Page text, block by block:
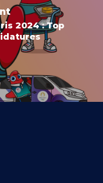
2024 : Top